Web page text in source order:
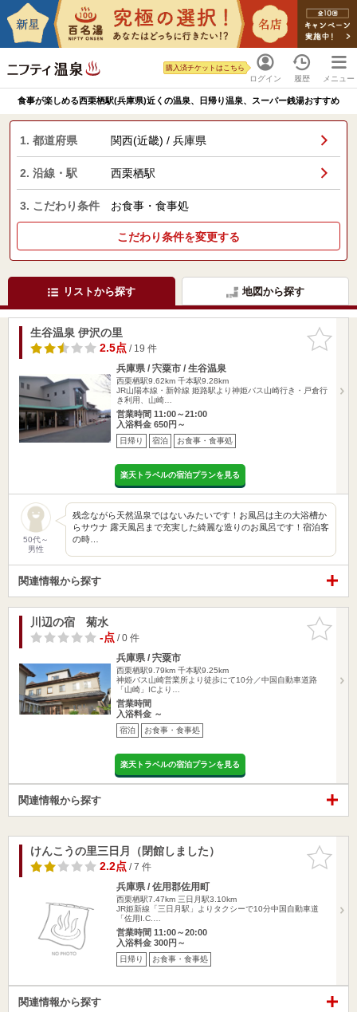
ログイン
購入済チケットはこちら
履歴 メニュー
食事が楽しめる西栗栖駅(兵庫県)近くの温泉、日帰り温泉、スーパー銭湯おすすめ
1. 都道府県 関西(近畿) / 兵庫県
2. 沿線・駅 西栗栖駅
3. こだわり条件 お食事・食事処
こだわり条件を変更する
リストから探す 地図から探す
お気に入
りに追加
生谷温泉 伊沢の里
2.5点/ 19 件
兵庫県 / 宍粟市 / 生谷温泉
西栗栖駅9.62km 千本駅9.28km
JR山陽本線・新幹線 姫路駅より神姫バス山崎行き・戸倉行
き利用、山崎…
営業時間 11:00～21:00
入浴料金 650円～
日帰り 宿泊 お食事・食事処
楽天トラベルの宿泊プランを見る
50代～
男性
残念ながら天然温泉ではないみたいです！お風呂は主の大浴槽か
らサウナ 露天風呂まで充実した綺麗な造りのお風呂です！宿泊客
の時…
関連情報から探す
お気に入
りに追加
川辺の宿 菊水
-点/ 0 件
兵庫県 / 宍粟市
西栗栖駅9.79km 千本駅9.25km
神姫バス山崎営業所より徒歩にて10分／中国自動車道路
「山崎」ICより…
営業時間
入浴料金 ～
宿泊 お食事・食事処
楽天トラベルの宿泊プランを見る
関連情報から探す
お気に入
りに追加
けんこうの里三日月（閉館しました）
2.2点/ 7 件
兵庫県 / 佐用郡佐用町
西栗栖駅7.47km 三日月駅3.10km
JR姫新線「三日月駅」よりタクシーで10分中国自動車道
「佐用I.C.…
営業時間 11:00～20:00
入浴料金 300円～
日帰り お食事・食事処
関連情報から探す